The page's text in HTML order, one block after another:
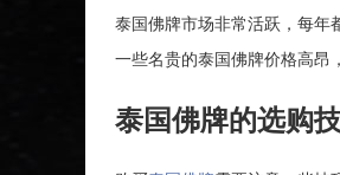
泰国佛牌市场非常活跃，每年
一些名贵的泰国佛牌价格高昂
泰国佛牌的选购